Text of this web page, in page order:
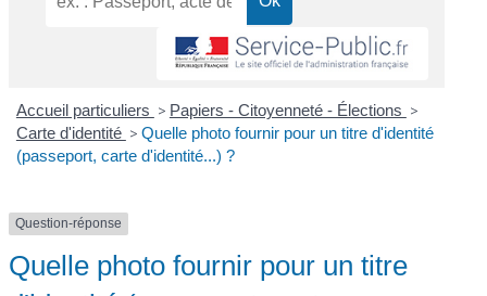
Accueil particuliers > Papiers - Citoyenneté - Élections >
Carte d'identité > Quelle photo fournir pour un titre d'identité
(passeport, carte d'identité...) ?
Question-réponse
Quelle photo fournir pour un titre